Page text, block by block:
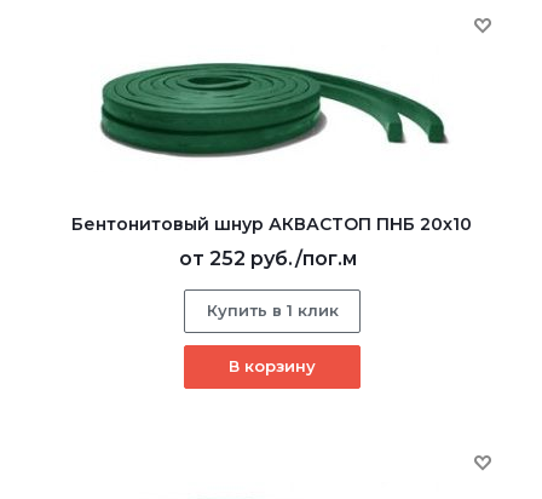
Бентонитовый шнур АКВАСТОП ПНБ 20x10
от 252 руб./пог.м
Купить в 1 клик
В корзину